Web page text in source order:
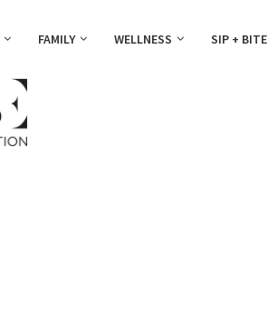
FAMILY WELLNESS SIP + BITE